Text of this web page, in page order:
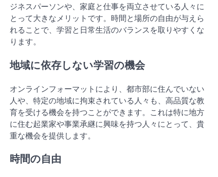
ジネスパーソンや、家庭と仕事を両立させている人々に
とって大きなメリットです。時間と場所の自由が与えら
れることで、学習と日常生活のバランスを取りやすくな
ります。
地域に依存しない学習の機会
オンラインフォーマットにより、都市部に住んでいない
人や、特定の地域に拘束されている人々も、高品質な教
育を受ける機会を持つことができます。これは特に地方
に住む起業家や事業承継に興味を持つ人々にとって、貴
重な機会を提供します。
時間の自由